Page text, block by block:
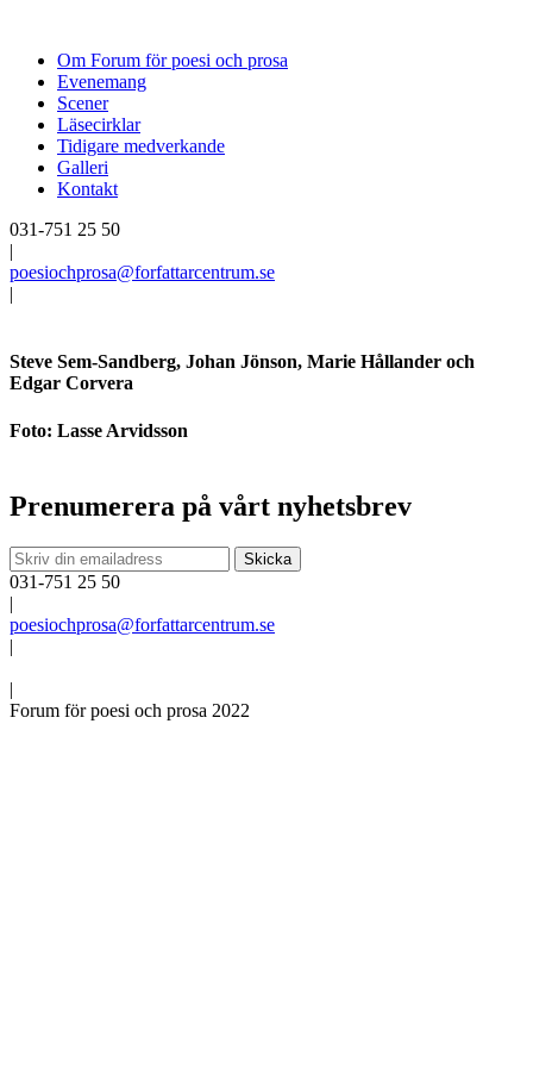
Om Forum för poesi och prosa
Evenemang
Scener
Läsecirklar
Tidigare medverkande
Galleri
Kontakt
031-751 25 50
|
poesiochprosa@forfattarcentrum.se
|
Steve Sem-Sandberg, Johan Jönson, Marie Hållander och
Edgar Corvera
Foto: Lasse Arvidsson
Prenumerera på vårt nyhetsbrev
031-751 25 50
|
poesiochprosa@forfattarcentrum.se
|
|
Forum för poesi och prosa 2022